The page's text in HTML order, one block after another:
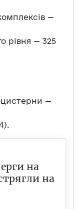
—
рівня — 325
—
на
на